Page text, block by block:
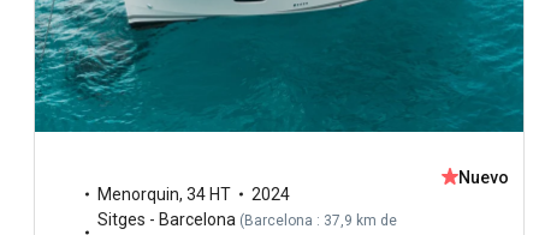
Menorquin, 34 HT
2024
Sitges - Barcelona (Barcelona : 37,9 km de
Nuevo